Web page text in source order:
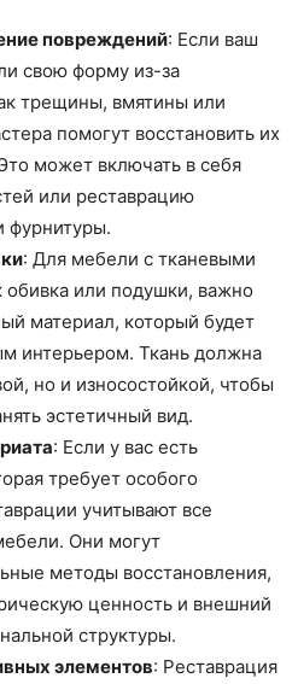
повреждений: Если ваш
свою форму из-за
трещины, вмятины или
помогут восстановить их
может включать в себя
или реставрацию
фурнитуры.
: Для мебели с тканевыми
обивка или подушки, важно
материал, который будет
интерьером. Ткань должна
но и износостойкой, чтобы
эстетичный вид.
: Если у вас есть
требует особого
учитывают все
Они могут
методы восстановления,
ценность и внешний
структуры.
элементов: Реставрация